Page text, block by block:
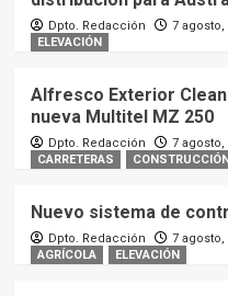
Dpto. Redacción 7 agosto,
ELEVACIÓN
Alfresco Exterior
nueva Multitel MZ 250
Dpto. Redacción 7 agosto,
CARRETERAS
CONSTRUCCIÓN
Nuevo sistema de
Dpto. Redacción 7 agosto,
AGRÍCOLA
ELEVACIÓN